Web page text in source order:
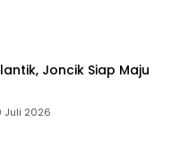
Joncik Siap Maju
Juli 2026